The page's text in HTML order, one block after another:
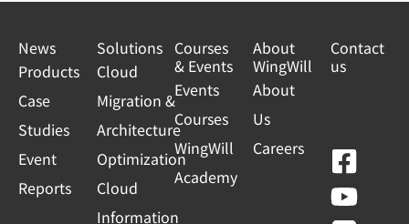
News
Products
Case
Studies
Event
Reports
Solutions
Cloud
Migration &
Architecture
Optimization
Cloud
Information
Courses
& Events
Events
Courses
WingWill
Academy
About
WingWill
About
Us
Careers
Contact
us
F
a
c
Y
o
u
L
i
n
L
i
n